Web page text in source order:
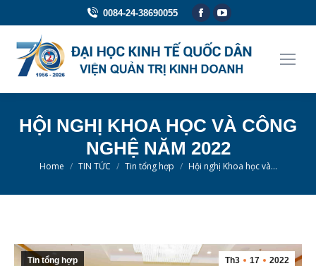
0084-24-38690055
Facebook
opens
in
YouTube
opens
in
HỘI NGHỊ KHOA HỌC VÀ CÔNG
NGHỆ NĂM 2022
You are here:
Home TIN TỨC Tin tổng hợp Hội nghị Khoa học và…
Th3 17 2022
Tin tổng hợp